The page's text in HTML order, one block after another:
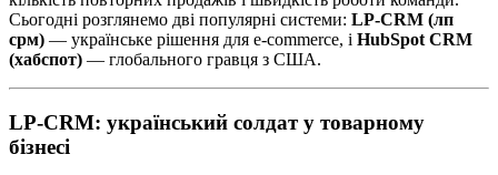
Сьогодні розглянемо дві популярні системи: LP-CRM (лп
срм) — українське рішення для e-commerce, і HubSpot CRM
(хабспот) — глобального гравця з США.
LP-CRM: український солдат у товарному
бізнесі